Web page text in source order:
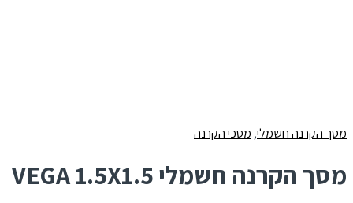
מסך הקרנה חשמלי,מסכי הקרנה
מסך הקרנה חשמלי VEGA 1.5X1.5